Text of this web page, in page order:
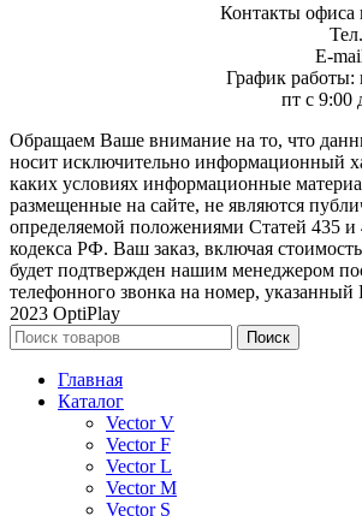
Контакты офиса
E-
График работы:
пт с 9:00
Обращаем Ваше внимание на то, что
носит исключительно информационный
каких условиях информационные
размещенные на сайте, не являются
определяемой положениями Статей 435 и
кодекса РФ. Ваш заказ, включая
будет подтвержден нашим менеджером
телефонного звонка на номер, указанный
2023 OptiPlay
Поиск
Главная
Каталог
Vector V
Vector F
Vector L
Vector M
Vector S